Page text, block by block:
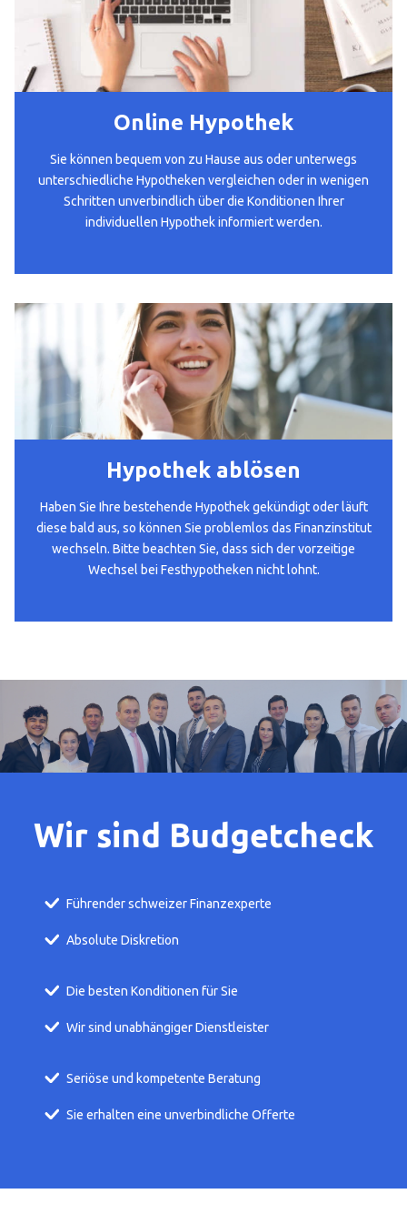
Online Hypothek
Sie können bequem von zu Hause aus oder unterwegs
unterschiedliche Hypotheken vergleichen oder in wenigen
Schritten unverbindlich über die Konditionen Ihrer
individuellen Hypothek informiert werden.
Hypothek ablösen
Haben Sie Ihre bestehende Hypothek gekündigt oder läuft
diese bald aus, so können Sie problemlos das Finanzinstitut
wechseln. Bitte beachten Sie, dass sich der vorzeitige
Wechsel bei Festhypotheken nicht lohnt.
Wir sind Budgetcheck
Führender schweizer Finanzexperte
Absolute Diskretion
Die besten Konditionen für Sie
Wir sind unabhängiger Dienstleister
Seriöse und kompetente Beratung
Sie erhalten eine unverbindliche Offerte